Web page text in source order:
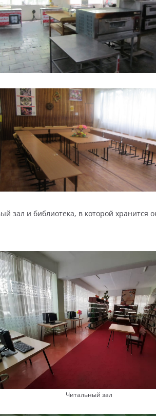
зал и библиотека, в которой хранится
Читальный зал